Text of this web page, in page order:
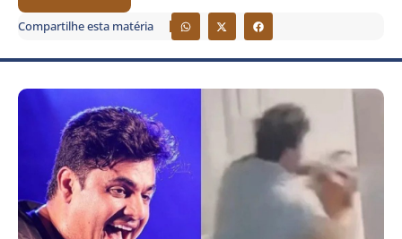
Compartilhe esta matéria